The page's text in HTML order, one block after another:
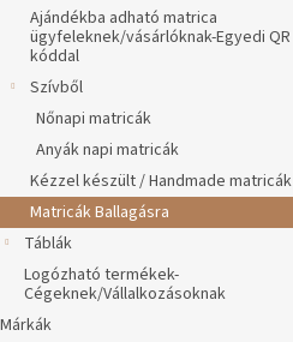
Ajándékba adható matrica
ügyfeleknek/vásárlóknak-Egyedi QR
kóddal
Szívből
Nőnapi matricák
Anyák napi matricák
Kézzel készült / Handmade matricák
Matricák Ballagásra
Táblák
Logózható termékek-
Cégeknek/Vállalkozásoknak
Márkák